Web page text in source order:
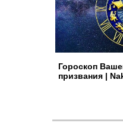
Гороскоп
призвания |